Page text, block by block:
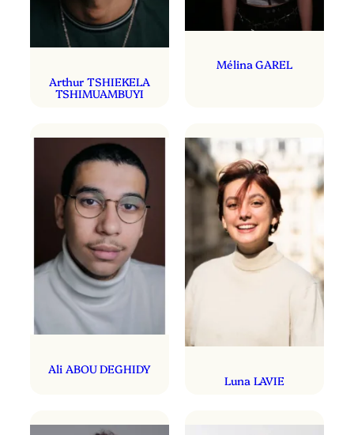
Arthur TSHIEKELA
TSHIMUAMBUYI
Mélina GAREL
Ali ABOU DEGHIDY
Luna LAVIE